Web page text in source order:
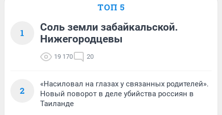
ТОП 5
1
Соль земли забайкальской.
Нижегородцевы
19 170 20
2
«Насиловал на глазах у связанных родителей».
Новый поворот в деле убийства россиян в
Таиланде